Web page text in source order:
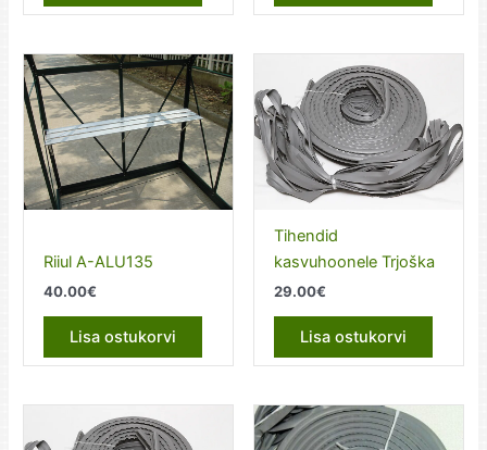
Riiul A-ALU135
40.00€
Lisa ostukorvi
Tihendid
kasvuhoonele Trjoška
29.00€
Lisa ostukorvi